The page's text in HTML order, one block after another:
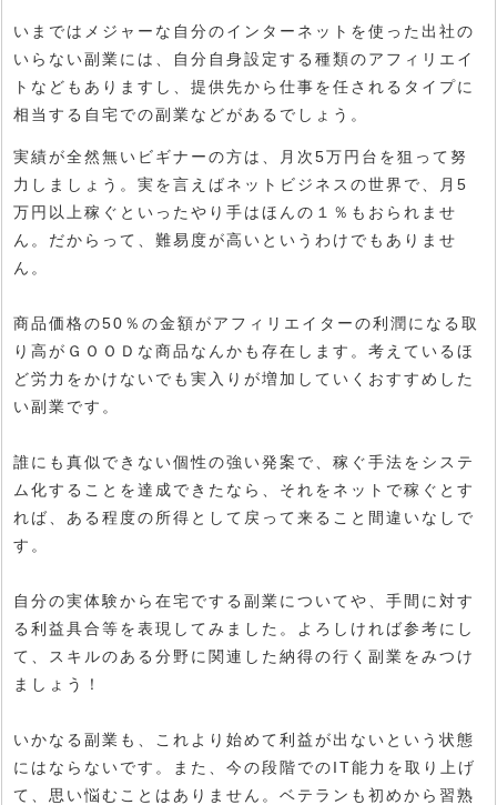
いまではメジャーな自分のインターネットを使った出社の
いらない副業には、自分自身設定する種類のアフィリエイ
トなどもありますし、提供先から仕事を任されるタイプに
相当する自宅での副業などがあるでしょう。
実績が全然無いビギナーの方は、月次5万円台を狙って努
力しましょう。実を言えばネットビジネスの世界で、月5
万円以上稼ぐといったやり手はほんの１％もおられませ
ん。だからって、難易度が高いというわけでもありませ
ん。
商品価格の50％の金額がアフィリエイターの利潤になる取
り高がＧＯＯＤな商品なんかも存在します。考えているほ
ど労力をかけないでも実入りが増加していくおすすめした
い副業です。
誰にも真似できない個性の強い発案で、稼ぐ手法をシステ
ム化することを達成できたなら、それをネットで稼ぐとす
れば、ある程度の所得として戻って来ること間違いなしで
す。
自分の実体験から在宅でする副業についてや、手間に対す
る利益具合等を表現してみました。よろしければ参考にし
て、スキルのある分野に関連した納得の行く副業をみつけ
ましょう！
いかなる副業も、これより始めて利益が出ないという状態
にはならないです。また、今の段階でのIT能力を取り上げ
て、思い悩むことはありません。ベテランも初めから習熟